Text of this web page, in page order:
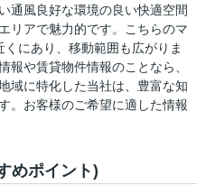
通風良好な環境の良い快適空間
リアで魅力的です。こちらのマ
にあり、移動範囲も広がりま
報や賃貸物件情報のことなら、
域に特化した当社は、豊富な知
。お客様のご希望に適した情報
めポイント)